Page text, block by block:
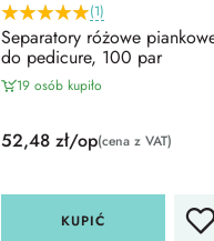
(1)
Separatory różowe
do pedicure, 100 par
19 osób kupiło
52,48 zł/op(cena z VAT)
KUPIĆ